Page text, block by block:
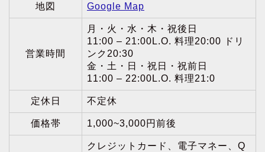
地図 Google Map
営業時間
月・火・水・木・祝後日
11:00 – 21:00L.O. 料理20:00 ドリ
ンク20:30
金・土・日・祝日・祝前日
11:00 – 22:00L.O. 料理21:0
定休日 不定休
価格帯 1,000~3,000円前後
クレジットカード、電子マネー、Q